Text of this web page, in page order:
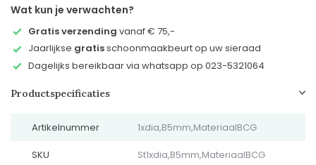
Wat kun je verwachten?
Gratis verzending vanaf € 75,-
Jaarlijkse gratisschoonmaakbeurt op uw sieraad
Dagelijks bereikbaar via whatsapp op 023-5321064
Productspecificaties
Artikelnummer 1xdia,B5mm,MateriaalBCG
SKU St1xdia,B5mm,MateriaalBCG